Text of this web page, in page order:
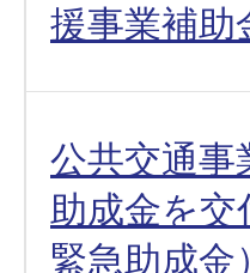
援事業補助
公共交通事
助成金を
緊急助成金）